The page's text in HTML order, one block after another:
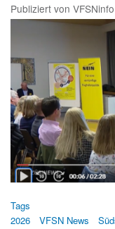
Publiziert von VFSNinfo
Tags
2026
VFSN News